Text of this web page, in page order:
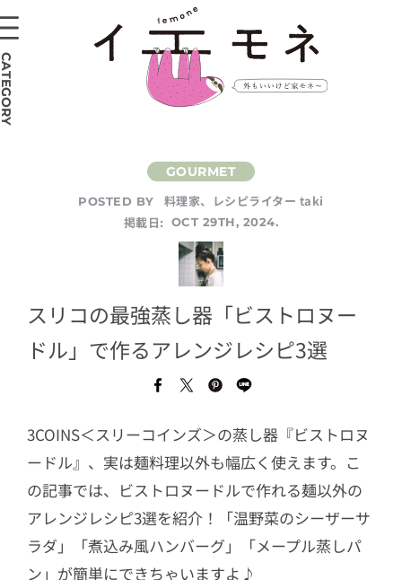
POSTED BY
料理家、レシピライター taki
掲載日:
OCT 29TH, 2024.
スリコの最強蒸し器「ビストロヌー
ドル」で作るアレンジレシピ3選
3COINS＜スリーコインズ＞の蒸し器『ビストロヌ
ードル』、実は麺料理以外も幅広く使えます。こ
の記事では、ビストロヌードルで作れる麺以外の
アレンジレシピ3選を紹介！「温野菜のシーザーサ
ラダ」「煮込み風ハンバーグ」「メープル蒸しパ
ン」が簡単にできちゃいますよ♪